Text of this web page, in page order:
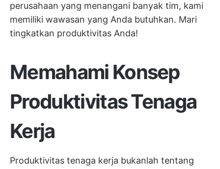
perusahaan yang menangani banyak tim, kami
memiliki wawasan yang Anda butuhkan. Mari
tingkatkan produktivitas Anda!
Memahami Konsep
Produktivitas Tenaga
Kerja
Produktivitas tenaga kerja bukanlah tentang